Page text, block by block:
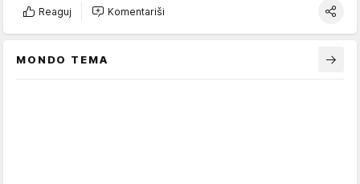
Reaguj Komentariši
MONDO TEMA